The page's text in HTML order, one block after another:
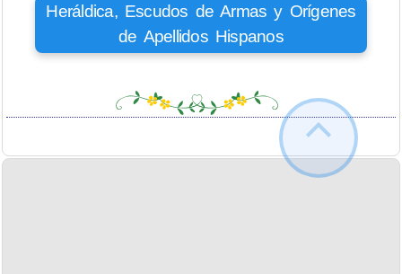
Heráldica, Escudos de Armas y Orígenes
de Apellidos Hispanos